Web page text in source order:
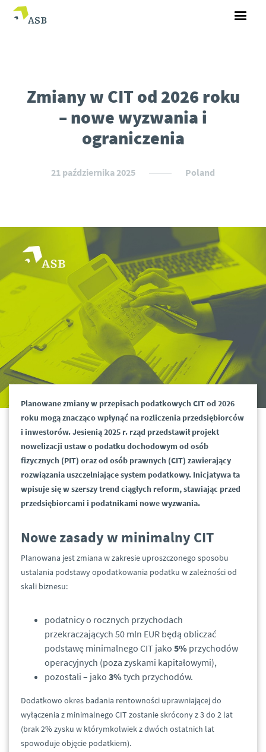
Zmiany w CIT od 2026 roku
– nowe wyzwania i
ograniczenia
21 października 2025 Poland
Planowane zmiany w przepisach podatkowych CIT od 2026
roku mogą znacząco wpłynąć na rozliczenia przedsiębiorców
i inwestorów. Jesienią 2025 r. rząd przedstawił projekt
nowelizacji ustaw o podatku dochodowym od osób
fizycznych (PIT) oraz od osób prawnych (CIT) zawierający
rozwiązania uszczelniające system podatkowy. Inicjatywa ta
wpisuje się w szerszy trend ciągłych reform, stawiając przed
przedsiębiorcami i podatnikami nowe wyzwania.
Nowe zasady w minimalny CIT
Planowana jest zmiana w zakresie uproszczonego sposobu
ustalania podstawy opodatkowania podatku w zależności od
skali biznesu:
podatnicy o rocznych przychodach
przekraczających 50 mln EUR będą obliczać
podstawę minimalnego CIT jako 5% przychodów
operacyjnych (poza zyskami kapitałowymi),
pozostali – jako 3%tych przychodów.
Dodatkowo okres badania rentowności uprawniającej do
wyłączenia z minimalnego CIT zostanie skrócony z 3 do 2 lat
(brak 2% zysku w którymkolwiek z dwóch ostatnich lat
spowoduje objęcie podatkiem).